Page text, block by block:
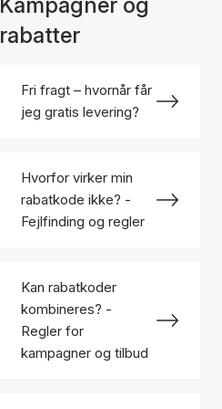
rabatter
Fri fragt – hvornår får
jeg gratis levering?
Hvorfor virker min
rabatkode ikke? -
Fejlfinding og regler
Kan rabatkoder
kombineres? -
Regler for
kampagner og tilbud